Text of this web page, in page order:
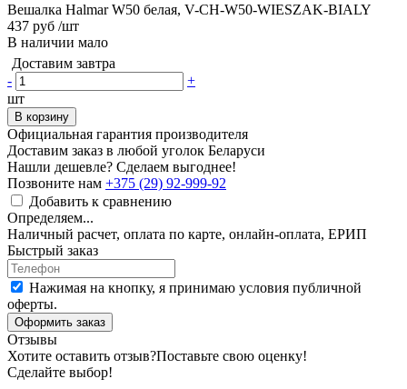
Вешалка Halmar W50 белая, V-CH-W50-WIESZAK-BIALY
437 руб /шт
В наличии мало
Доставим завтра
-
+
шт
В корзину
Официальная гарантия производителя
Доставим заказ в любой уголок Беларуси
Нашли дешевле? Сделаем выгоднее!
Позвоните нам +375 (29) 92-999-92
Добавить к сравнению
Определяем...
Наличный расчет, оплата по карте, онлайн-оплата, ЕРИП
Быстрый заказ
Нажимая на кнопку, я принимаю условия публичной
оферты.
Оформить заказ
Отзывы
Хотите оставить отзыв?Поставьте свою оценку!
Сделайте выбор!